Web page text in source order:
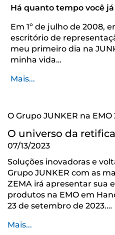
Há quanto tempo você
Em 1º de julho de 2008,
escritório de
meu primeiro dia na
minha vida…
Mais...
O Grupo JUNKER na EMO
O universo da
07/13/2023
Soluções inovadoras e
Grupo JUNKER com as
ZEMA irá apresentar sua
produtos na EMO em
23 de setembro de 2023.…
Mais...